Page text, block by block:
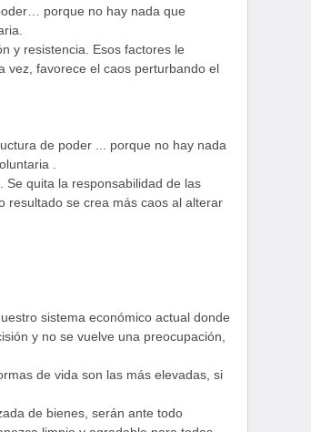
porque no hay nada que
y resistencia. Esos factores le
vez, favorece el caos perturbando el
de poder ... porque no hay nada
.
Se quita la responsabilidad de las
resultado se crea más caos al alterar
sistema económico actual donde
y no se vuelve una preocupación,
de vida son las más elevadas, si
de bienes, serán ante todo